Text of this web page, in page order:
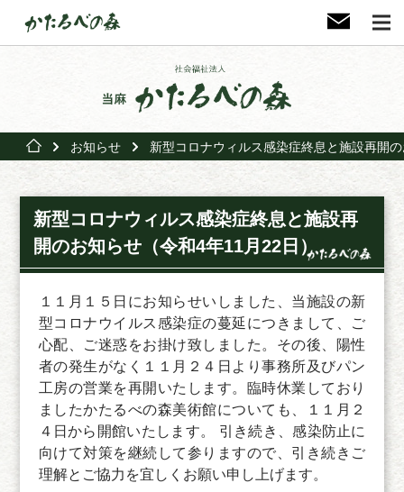
お知らせ 新型コロナウィルス感染症終息と施設再開
新型コロナウィルス感染症終息と施設再
開のお知らせ（令和4年11月22日）
１１月１５日にお知らせいしました、当施設の新
型コロナウイルス感染症の蔓延につきまして、ご
心配、ご迷惑をお掛け致しました。その後、陽性
者の発生がなく１１月２４日より事務所及びパン
工房の営業を再開いたします。臨時休業しており
ましたかたるべの森美術館についても、１１月２
４日から開館いたします。 引き続き、感染防止に
向けて対策を継続して参りますので、引き続きご
理解とご協力を宜しくお願い申し上げます。